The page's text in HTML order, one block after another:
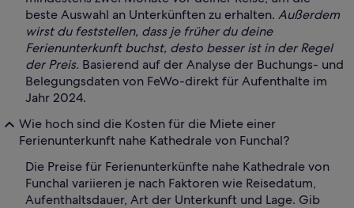
beste Auswahl an Unterkünften zu erhalten. Außerdem
wirst du feststellen, dass je früher du deine
Ferienunterkunft buchst, desto besser ist in der Regel
der Preis. Basierend auf der Analyse der Buchungs- und
Belegungsdaten von FeWo-direkt für Aufenthalte im
Jahr 2024.
Wie hoch sind die Kosten für die Miete einer
Ferienunterkunft nahe Kathedrale von Funchal?
Die Preise für Ferienunterkünfte nahe Kathedrale von
Funchal variieren je nach Faktoren wie Reisedatum,
Aufenthaltsdauer, Art der Unterkunft und Lage. Gib